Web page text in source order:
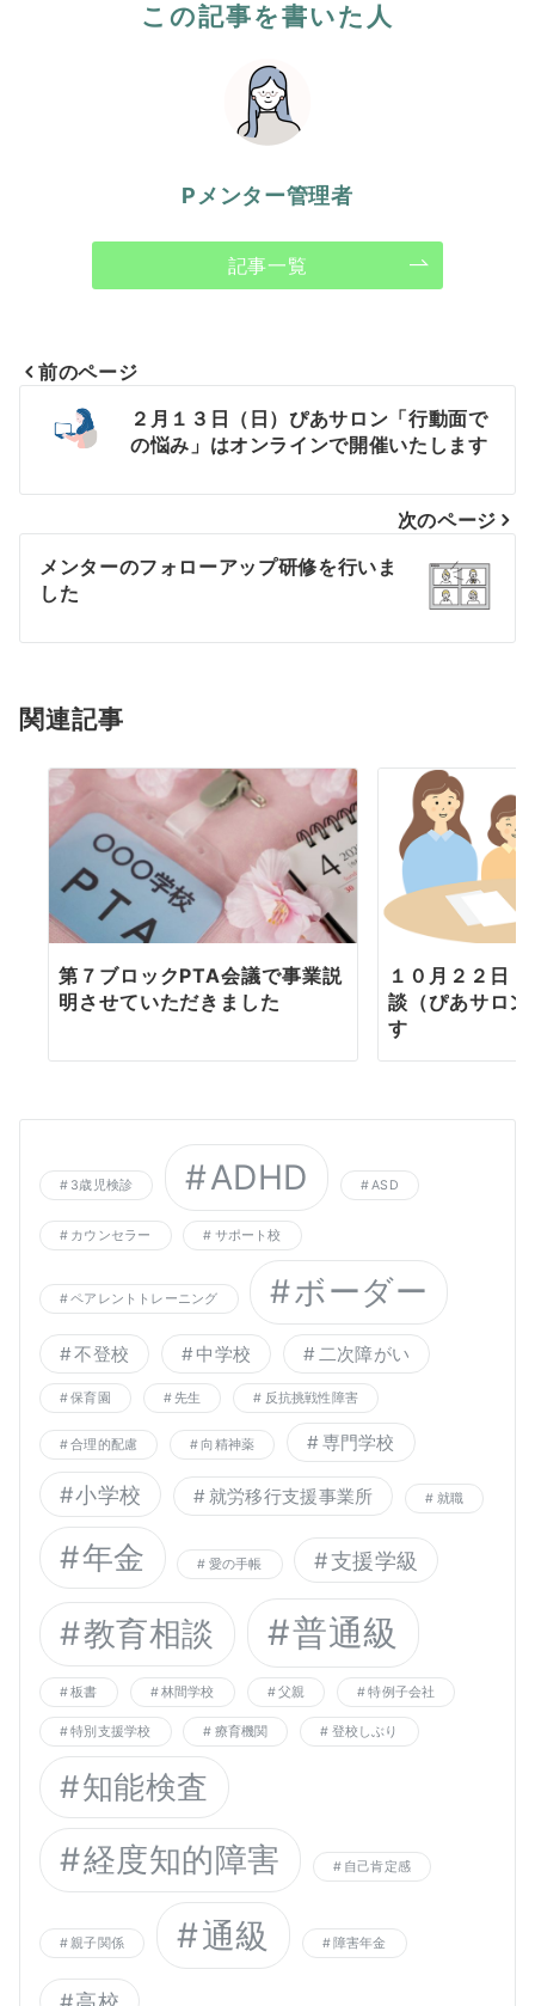
この記事を書いた人
Pメンター管理者
記事一覧
ナ
ビ
ゲ
ー
ョ
ン
前のページ
２月１３日（日）ぴあサロン「行動面で
の悩み」はオンラインで開催いたします
次のページ
メンターのフォローアップ研修を行いま
した
関連記事
第７ブロックPTA会議で事業説
明させていただきました
１０月２２日
談（ぴあサロ
す
3歳児検診 ADHD ASD
カウンセラー サポート校
ペアレントトレーニング ボーダー
不登校 中学校 二次障がい
保育園 先生 反抗挑戦性障害
合理的配慮 向精神薬 専門学校
小学校 就労移行支援事業所 就職
年金 愛の手帳 支援学級
教育相談 普通級
板書 林間学校 父親 特例子会社
特別支援学校 療育機関 登校しぶり
知能検査
経度知的障害 自己肯定感
親子関係 通級 障害年金